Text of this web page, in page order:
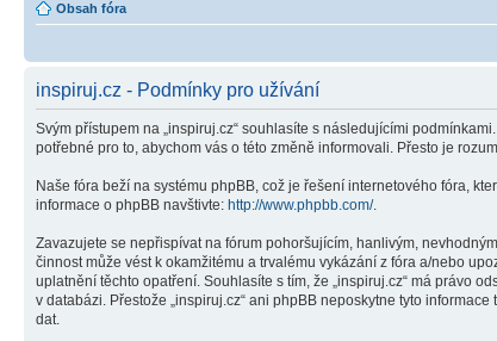
Obsah fóra
inspiruj.cz - Podmínky pro užívání
Svým přístupem na „inspiruj.cz“ souhlasíte s následujícími
potřebné pro to, abychom vás o této změně informovali. Přesto je
Naše fóra beží na systému phpBB, což je řešení internetového fóra,
informace o phpBB navštivte: http://www.phpbb.com/.
Zavazujete se nepřispívat na fórum pohoršujícím, hanlivým,
činnost může vést k okamžitému a trvalému vykázání z fóra a/nebo
uplatnění těchto opatření. Souhlasíte s tím, že „inspiruj.cz“ má právo
v databázi. Přestože „inspiruj.cz“ ani phpBB neposkytne tyto
dat.